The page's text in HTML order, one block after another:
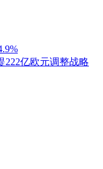
222亿欧元调整战略